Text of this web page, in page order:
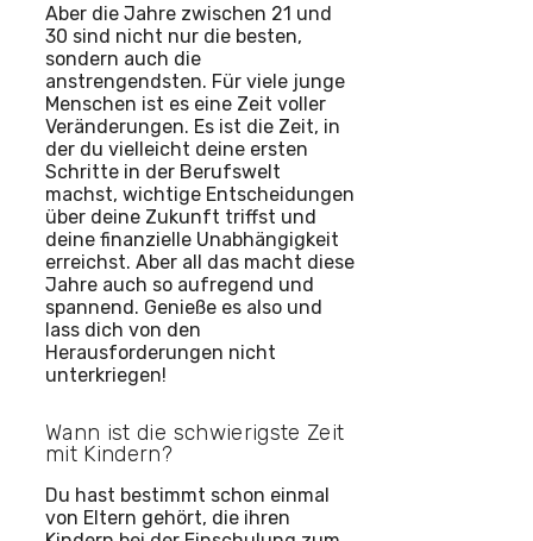
Aber die Jahre zwischen 21 und
30 sind nicht nur die besten,
sondern auch die
anstrengendsten. Für viele junge
Menschen ist es eine Zeit voller
Veränderungen. Es ist die Zeit, in
der du vielleicht deine ersten
Schritte in der Berufswelt
machst, wichtige Entscheidungen
über deine Zukunft triffst und
deine finanzielle Unabhängigkeit
erreichst. Aber all das macht diese
Jahre auch so aufregend und
spannend. Genieße es also und
lass dich von den
Herausforderungen nicht
unterkriegen!
Wann ist die schwierigste Zeit
mit Kindern?
Du hast bestimmt schon einmal
von Eltern gehört, die ihren